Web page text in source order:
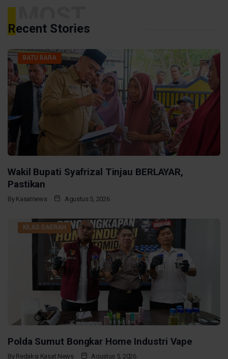
MOST
Recent Stories
BATU BARA
Wakil Bupati Syafrizal Tinjau BERLAYAR,
Pastikan
By Kasatnews Agustus 5, 2026
KILAS DAERAH
Polda Sumut Bongkar Home Industri Vape
By Redaksi Kasat News Agustus 5, 2026